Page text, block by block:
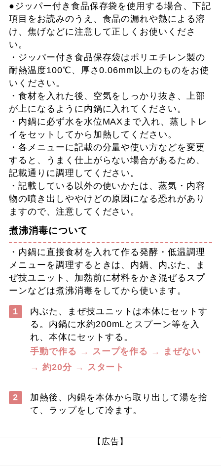
●ジッパー付き食品保存袋を使用する場合、下記
項目をお読みのうえ、食品の漏れや熱による溶
け、焦げなどに注意して正しくお使いくださ
い。
・ジッパー付き食品保存袋はポリエチレン製の
耐熱温度100℃、厚さ0.06mm以上のものをお使
いください。
・食材を入れた後、空気をしっかり抜き、上部
が上になるように内鍋に入れてください。
・内鍋に必ず水を水位MAXまで入れ、蒸しトレ
イをセットしてから加熱してください。
・各メニューに記載の分量や使い方などを変更
すると、うまく仕上がらない場合があるため、
記載通りに調理してください。
・記載している以外の使いかたは、蒸気・内容
物の噴き出しややけどの原因になる恐れがあり
ますので、注意してください。
煮沸消毒について
・内鍋に直接食材を入れて作る発酵・低温調理
メニューを調理するときは、内鍋、内ぶた、ま
ぜ技ユニット、加熱前に材料をかき混ぜるスプ
ーンなどは煮沸消毒をしてから使います。
1
内ぶた、まぜ技ユニットは本体にセットす
る。内鍋に水約200mLとスプーン等を入
れ、本体にセットする。
手動で作る → スープを作る → まぜない
→ 約20分 → スタート
2
加熱後、内鍋を本体から取り出して湯を捨
て、ラップをして冷ます。
【広告】